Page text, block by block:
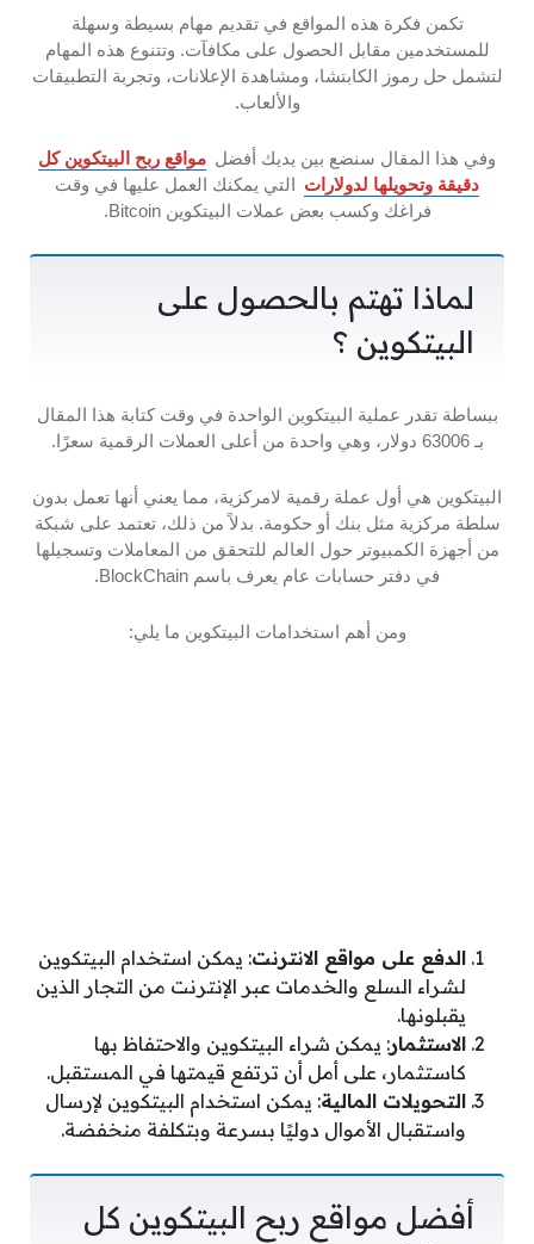
تكمن فكرة هذه المواقع في تقديم مهام بسيطة وسهلة
للمستخدمين مقابل الحصول على مكافآت. وتتنوع هذه المهام
لتشمل حل رموز الكابتشا، ومشاهدة الإعلانات، وتجربة التطبيقات
والألعاب.
وفي هذا المقال سنضع بين يديك أفضل مواقع ربح البيتكوين كل
دقيقة وتحويلها لدولارات التي يمكنك العمل عليها في وقت
فراغك وكسب بعض عملات البيتكوين Bitcoin.
لماذا تهتم بالحصول على
البيتكوين ؟
ببساطة تقدر عملية البيتكوين الواحدة في وقت كتابة هذا المقال
بـ 63006 دولار، وهي واحدة من أعلى العملات الرقمية سعرًا.
البيتكوين هي أول عملة رقمية لامركزية، مما يعني أنها تعمل بدون
سلطة مركزية مثل بنك أو حكومة. بدلاً من ذلك، تعتمد على شبكة
من أجهزة الكمبيوتر حول العالم للتحقق من المعاملات وتسجيلها
في دفتر حسابات عام يعرف باسم BlockChain.
ومن أهم استخدامات البيتكوين ما يلي:
الدفع على مواقع الانترنت: يمكن استخدام البيتكوين
لشراء السلع والخدمات عبر الإنترنت من التجار الذين
يقبلونها.
الاستثمار: يمكن شراء البيتكوين والاحتفاظ بها
كاستثمار، على أمل أن ترتفع قيمتها في المستقبل.
التحويلات المالية: يمكن استخدام البيتكوين لإرسال
واستقبال الأموال دوليًا بسرعة وبتكلفة منخفضة.
أفضل مواقع ربح البيتكوين كل